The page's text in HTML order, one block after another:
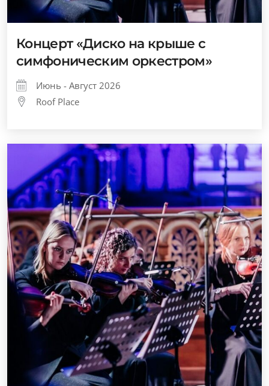
Концерт «Диско на крыше с
симфоническим оркестром»
Июнь - Август 2026
Roof Place